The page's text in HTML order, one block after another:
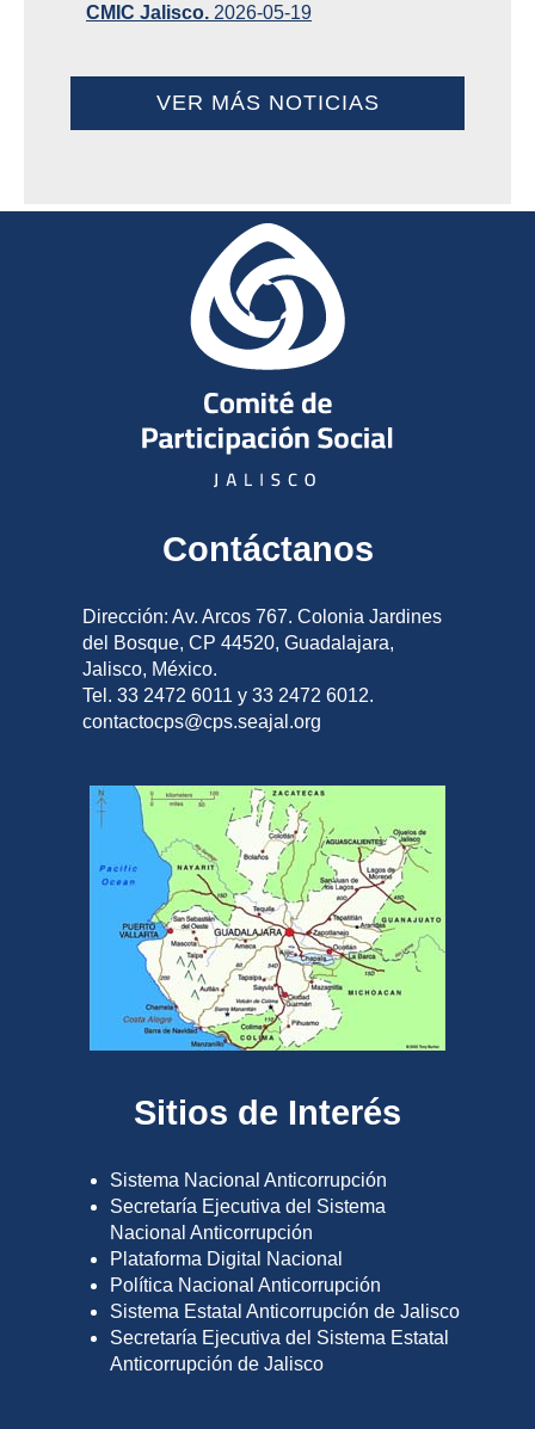
CMIC Jalisco. 2026-05-19
VER MÁS NOTICIAS
Contáctanos
Dirección: Av. Arcos 767. Colonia Jardines
del Bosque, CP 44520, Guadalajara,
Jalisco, México.
Tel. 33 2472 6011 y 33 2472 6012.
contactocps@cps.seajal.org
Sitios de Interés
Sistema Nacional Anticorrupción
Secretaría Ejecutiva del Sistema
Nacional Anticorrupción
Plataforma Digital Nacional
Política Nacional Anticorrupción
Sistema Estatal Anticorrupción de Jalisco
Secretaría Ejecutiva del Sistema Estatal
Anticorrupción de Jalisco